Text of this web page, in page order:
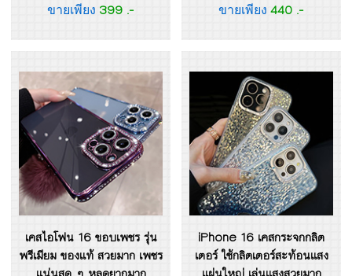
ขายเพียง 399 .- ขายเพียง 440 .-
เคสไอโฟน 16 ขอบเพชร รุ่น
พรีเมียม ของแท้ สวยมาก เพชร
iPhone 16 เคสกระจกกลิต
เตอร์ ใช้กลิตเตอร์สะท้อนแสง